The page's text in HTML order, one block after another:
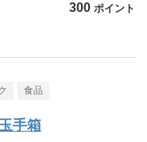
300 ポイント
食品
手箱